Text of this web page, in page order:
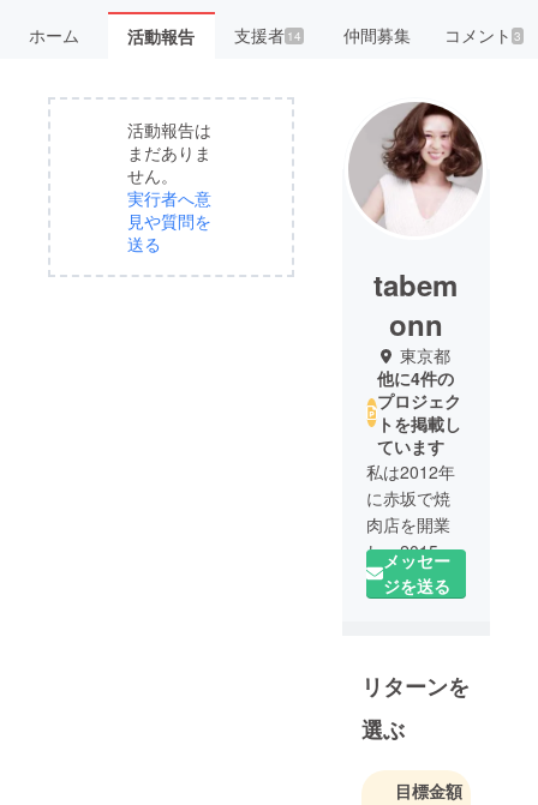
ホーム 活動報告 支援者 14 仲間募集 コメント3
活動報告は
まだありま
せん。
実行者へ意
見や質問を
送る
tabem
onn
東京都
他に4件の
プロジェク
トを掲載し
ています
私は2012年
に赤坂で焼
肉店を開業
し、2015年
からは貿易
業をスター
した。それ
品の開発・
の二軸で事
メッセー
ジを送る
リターンを
選ぶ
目標金額